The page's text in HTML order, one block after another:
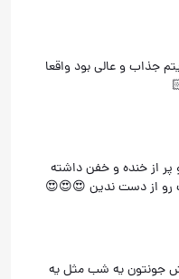
جذاب و عالی بود واقعا
از خنده و خفن داشته
رو از دست ندین 😍😍😍
جونتون یه شب مثل یه